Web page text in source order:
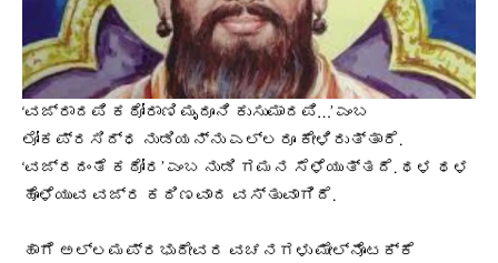
‘ವಜ್ರಾದಪಿ ಕಠೋರಾಣಿ ಮೃದೂನಿ ಕುಸುಮಾದಪಿ…’ ಎಂಬ
ಲೋಕಪ್ರಸಿದ್ಧ ನುಡಿಯನ್ನು ಎಲ್ಲರೂ ಕೇಳಿರುತ್ತಾರೆ.
‘ವಜ್ರದಂತೆ ಕಠೋರ’ ಎಂಬ ನುಡಿ ಗಮನ ಸೆಳೆಯುತ್ತದೆ. ಥಳ ಥಳ
ಹೊಳೆಯುವ ವಜ್ರ ಕಠಿಣವಾದ ವಸ್ತುವಾಗಿದೆ.
ಹಾಗೆ ಅಲ್ಲಮಪ್ರಭುದೇವರ ವಚನಗಳು ಮೇಲ್ನೊಟಕ್ಕೆ